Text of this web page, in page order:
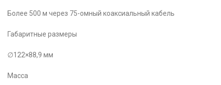
Более 500 м через 75-омный коаксиальный кабель
Габаритные размеры
∅122×88,9 мм
Масса